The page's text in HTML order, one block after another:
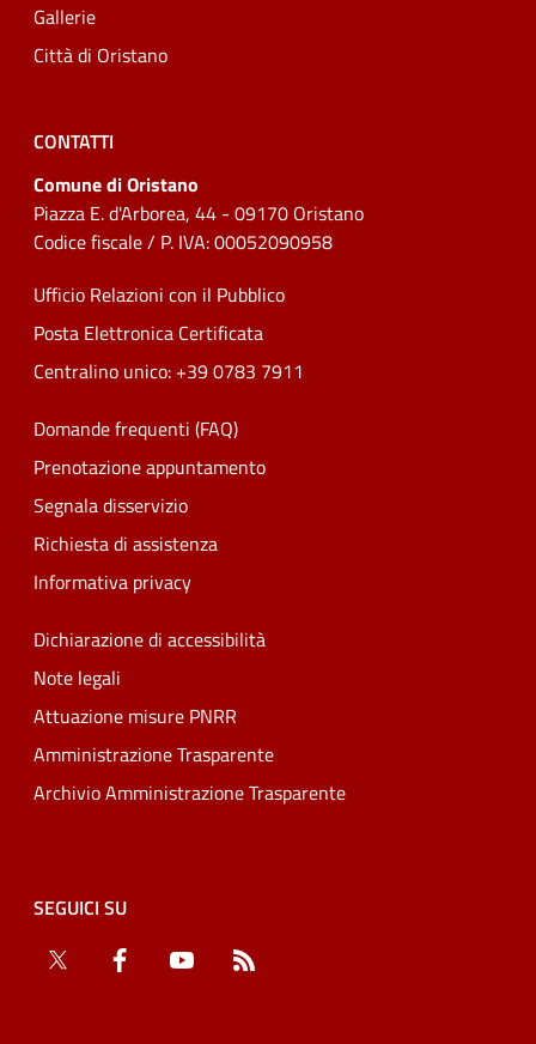
Gallerie
Città di Oristano
CONTATTI
Comune di Oristano
Piazza E. d'Arborea, 44 - 09170 Oristano
Codice fiscale / P. IVA: 00052090958
Ufficio Relazioni con il Pubblico
Posta Elettronica Certificata
Centralino unico: +39 0783 7911
Domande frequenti (FAQ)
Prenotazione appuntamento
Segnala disservizio
Richiesta di assistenza
Informativa privacy
Dichiarazione di accessibilità
Note legali
Attuazione misure PNRR
Amministrazione Trasparente
Archivio Amministrazione Trasparente
SEGUICI SU
Twitter
Facebook YouTube